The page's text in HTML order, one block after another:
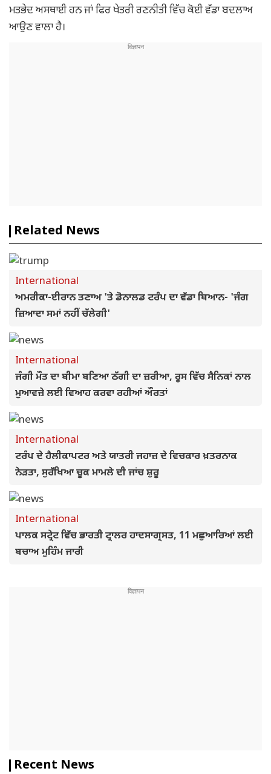
ਮਤਭੇਦ ਅਸਥਾਈ ਹਨ ਜਾਂ ਫਿਰ ਖੇਤਰੀ ਰਣਨੀਤੀ ਵਿੱਚ ਕੋਈ ਵੱਡਾ ਬਦਲਾਅ
ਆਉਣ ਵਾਲਾ ਹੈ।
Related News
International
ਅਮਰੀਕਾ-ਈਰਾਨ ਤਣਾਅ 'ਤੇ ਡੋਨਾਲਡ ਟਰੰਪ ਦਾ ਵੱਡਾ ਬਿਆਨ- 'ਜੰਗ
ਜ਼ਿਆਦਾ ਸਮਾਂ ਨਹੀਂ ਚੱਲੇਗੀ'
International
ਜੰਗੀ ਮੌਤ ਦਾ ਬੀਮਾ ਬਣਿਆ ਠੱਗੀ ਦਾ ਜ਼ਰੀਆ, ਰੂਸ ਵਿੱਚ ਸੈਨਿਕਾਂ ਨਾਲ
ਮੁਆਵਜ਼ੇ ਲਈ ਵਿਆਹ ਕਰਵਾ ਰਹੀਆਂ ਔਰਤਾਂ
International
ਟਰੰਪ ਦੇ ਹੈਲੀਕਾਪਟਰ ਅਤੇ ਯਾਤਰੀ ਜਹਾਜ਼ ਦੇ ਵਿਚਕਾਰ ਖ਼ਤਰਨਾਕ
ਨੇੜਤਾ, ਸੁਰੱਖਿਆ ਚੂਕ ਮਾਮਲੇ ਦੀ ਜਾਂਚ ਸ਼ੁਰੂ
International
ਪਾਲਕ ਸਟ੍ਰੇਟ ਵਿੱਚ ਭਾਰਤੀ ਟ੍ਰਾਲਰ ਹਾਦਸਾਗ੍ਰਸਤ, 11 ਮਛੁਆਰਿਆਂ ਲਈ
ਬਚਾਅ ਮੁਹਿੰਮ ਜਾਰੀ
Recent News